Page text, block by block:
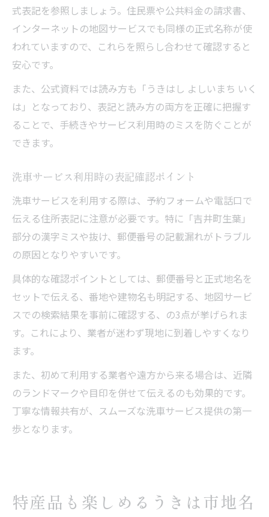
式表記を参照しましょう。住民票や公共料金の請求書、
インターネットの地図サービスでも同様の正式名称が使
われていますので、これらを照らし合わせて確認すると
安心です。
また、公式資料では読み方も「うきはし よしいまち いく
は」となっており、表記と読み方の両方を正確に把握す
ることで、手続きやサービス利用時のミスを防ぐことが
できます。
洗車サービス利用時の表記確認ポイント
洗車サービスを利用する際は、予約フォームや電話口で
伝える住所表記に注意が必要です。特に「吉井町生葉」
部分の漢字ミスや抜け、郵便番号の記載漏れがトラブル
の原因となりやすいです。
具体的な確認ポイントとしては、郵便番号と正式地名を
セットで伝える、番地や建物名も明記する、地図サービ
スでの検索結果を事前に確認する、の3点が挙げられま
す。これにより、業者が迷わず現地に到着しやすくなり
ます。
また、初めて利用する業者や遠方から来る場合は、近隣
のランドマークや目印を併せて伝えるのも効果的です。
丁寧な情報共有が、スムーズな洗車サービス提供の第一
歩となります。
特産品も楽しめるうきは市地名